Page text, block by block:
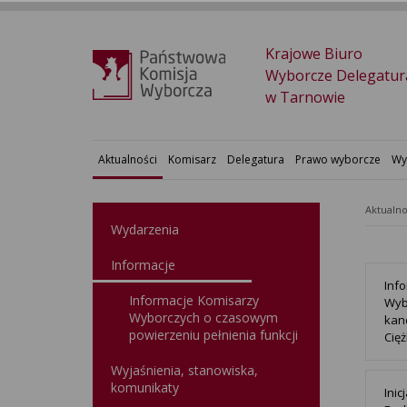
Krajowe Biuro
Wyborcze
w Tarnowie
Aktualności Komisarz Delegatura Prawo wyborcze
Wydarzenia
Informacje
Informacje Komisarzy
Wyborczych o czasowym
powierzeniu pełnienia funkcji
Wyjaśnienia, stanowiska,
komunikaty